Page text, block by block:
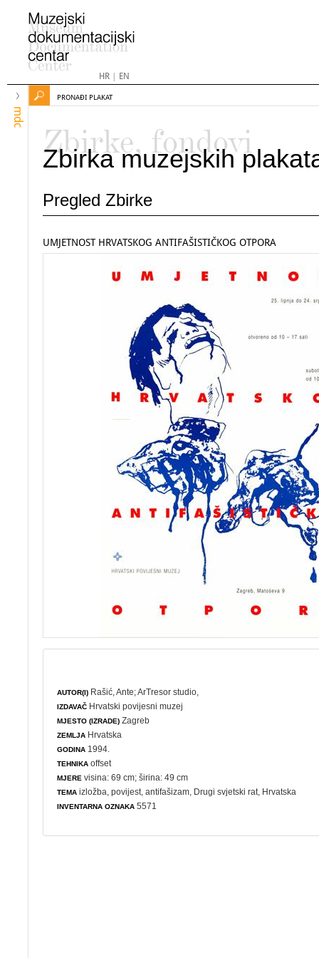
HR| EN
mdc
PRONAĐI PLAKAT
Zbirke, fondovi
Zbirka muzejskih
Pregled Zbirke
UMJETNOST HRVATSKOG ANTIFAŠISTIČKOG OTPORA
AUTOR(I) Rašić, Ante;ArTresor studio,
IZDAVAČ Hrvatski povijesni muzej
MJESTO (IZRADE) Zagreb
ZEMLJA Hrvatska
GODINA 1994.
TEHNIKA offset
MJERE visina: 69 cm; širina: 49 cm
TEMA izložba ,povijest ,antifašizam Drugi svjetski rat , Hrvatska
INVENTARNA OZNAKA 5571